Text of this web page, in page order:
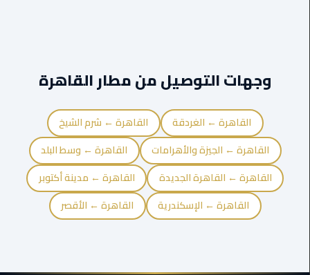
ليموزين
الإسماعيلية
ليموزين
المنوفية
وجهات التوصيل من مطار القاهرة
القاهرة ← الغردقة
القاهرة ← شرم الشيخ
القاهرة ← الجيزة والأهرامات
القاهرة ← وسط البلد
القاهرة ← القاهرة الجديدة
القاهرة ← مدينة أكتوبر
القاهرة ← الإسكندرية
القاهرة ← الأقصر